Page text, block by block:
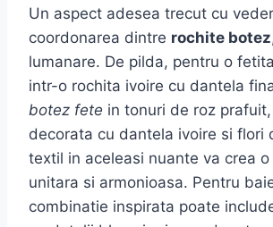
Un aspect adesea trecut cu
coordonarea dintre rochite botez
lumanare. De pilda, pentru o
intr-o rochita ivoire cu dantela
botez fete in tonuri de roz
decorata cu dantela ivoire si flori
textil in aceleasi nuante va crea o
unitara si armonioasa. Pentru
combinatie inspirata poate